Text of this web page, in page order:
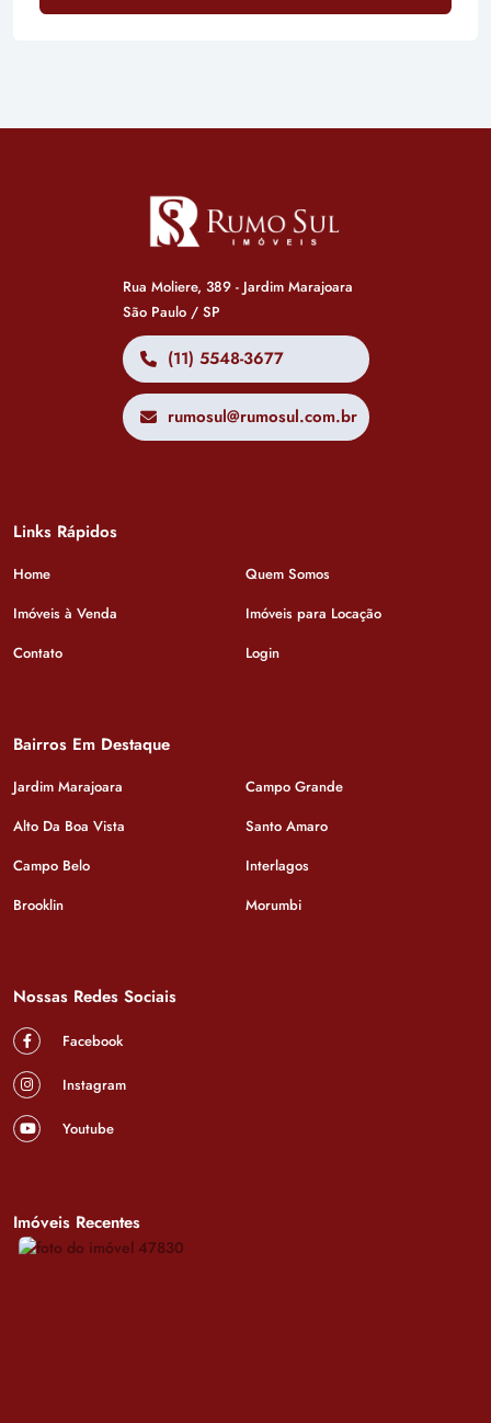
Rua Moliere, 389 - Jardim Marajoara
São Paulo / SP
(11) 5548-3677
rumosul@rumosul.com.br
Links Rápidos
Home
Quem Somos
Imóveis à Venda
Imóveis para Locação
Contato
Login
Bairros Em Destaque
Jardim Marajoara
Campo Grande
Alto Da Boa Vista
Santo Amaro
Campo Belo
Interlagos
Brooklin
Morumbi
Nossas Redes Sociais
Facebook
Instagram
Youtube
Imóveis Recentes